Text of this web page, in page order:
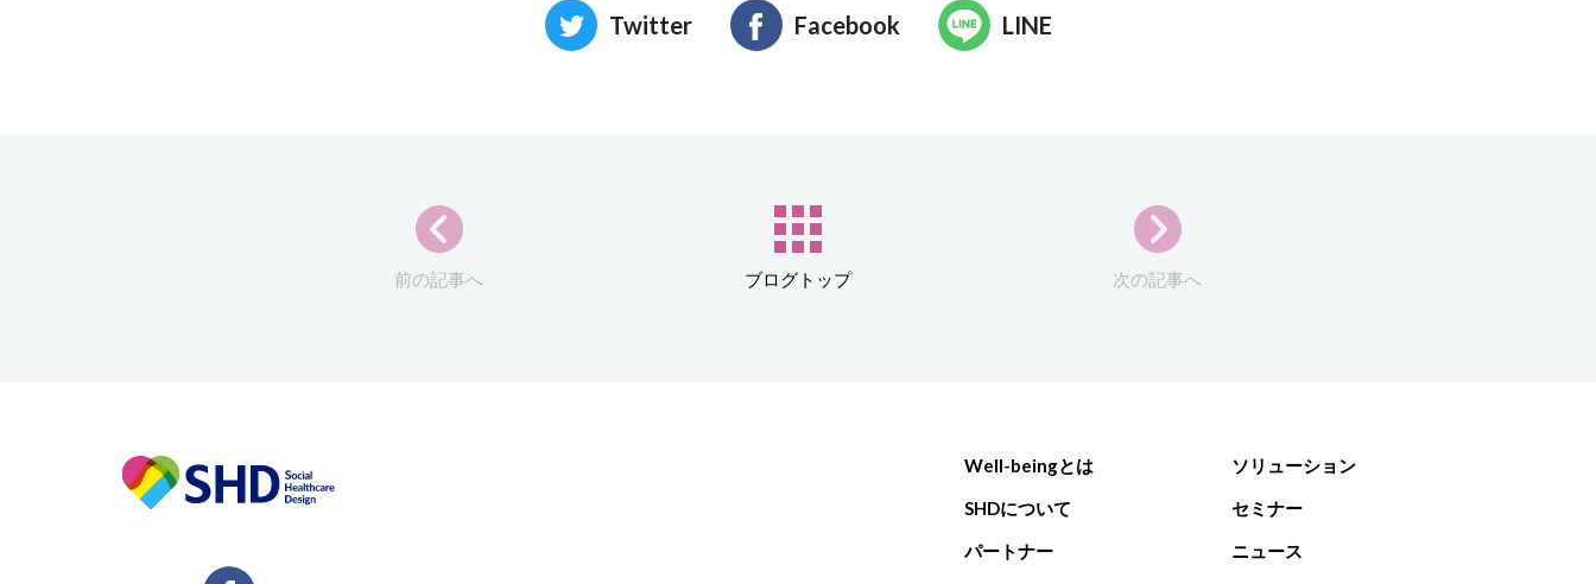
Twitter Facebook LINE
前の記事へ ブログトップ 次の記事へ
Well-beingとは
ソリューション
SHDについて
セミナー
パートナー
ニュース